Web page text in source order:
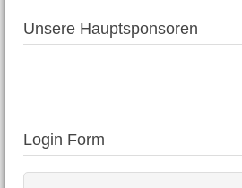
Unsere Hauptsponsoren
Login Form